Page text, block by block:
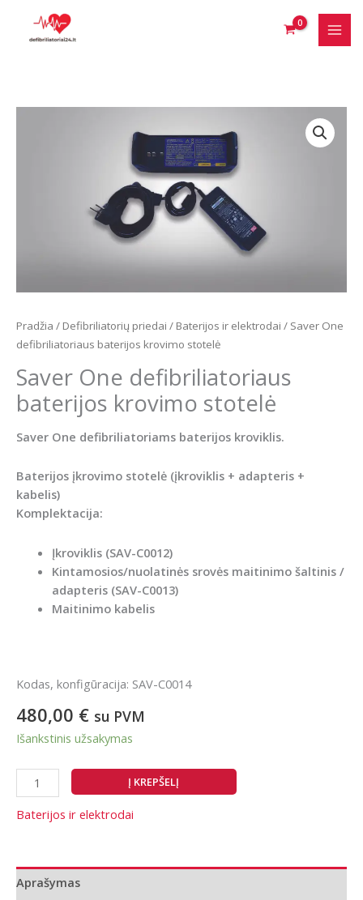
turinio
Pradžia / Defibriliatorių priedai / Baterijos ir elektrodai / Saver One
defibriliatoriaus baterijos krovimo stotelė
Saver One defibriliatoriaus
baterijos krovimo stotelė
Saver One defibriliatoriams baterijos kroviklis.
Baterijos įkrovimo stotelė (įkroviklis + adapteris +
kabelis)
Komplektacija:
Įkroviklis (SAV-C0012)
Kintamosios/nuolatinės srovės maitinimo šaltinis /
adapteris (SAV-C0013)
Maitinimo kabelis
Kodas, konfigūracija: SAV-C0014
480,00 € su PVM
Išankstinis užsakymas
produkto
kiekis:
Saver
baterijos
krovimo
Į KREPŠELĮ
Baterijos ir elektrodai
Aprašymas